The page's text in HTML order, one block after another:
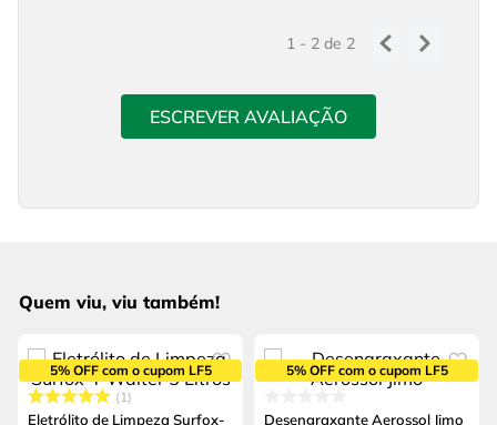
1 - 2de 2
ESCREVER AVALIAÇÃO
Quem viu, viu também!
5% OFF com o cupom LF5
1
Eletrólito de Limpeza Surfox-
5% OFF com o cupom LF5
Desengraxante Aerossol Jimo